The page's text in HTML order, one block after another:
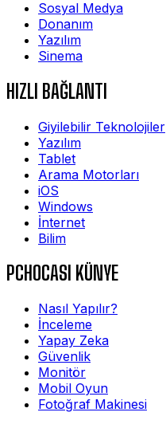
Sosyal Medya
Donanım
Yazılım
Sinema
HIZLI BAĞLANTI
Giyilebilir Teknolojiler
Yazılım
Tablet
Arama Motorları
iOS
Windows
İnternet
Bilim
PCHOCASI KÜNYE
Nasıl Yapılır?
İnceleme
Yapay Zeka
Güvenlik
Monitör
Mobil Oyun
Fotoğraf Makinesi